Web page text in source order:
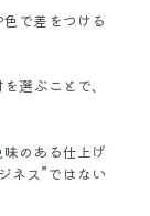
で差をつける
選ぶことで、
のある仕上げ
ネス”ではない